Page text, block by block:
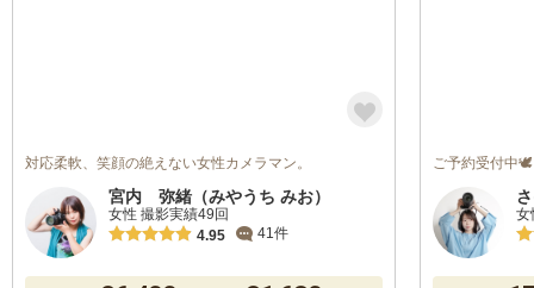
対応柔軟、笑顔の絶えない女性カメラマン。
宮内 弥緒（みやうち みお）
女性 撮影実績49回
4.95
41件
ご予約受付中🕊️
女